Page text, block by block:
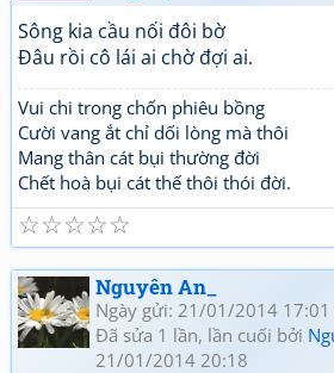
Sông kia cầu nối đôi bờ
Đâu rồi cô lái ai chờ đợi ai.
Vui chi trong chốn phiêu bồng
Cười vang ắt chỉ dối lòng mà thôi
Mang thân cát bụi thường đời
Chết hoà bụi cát thế thôi thói đời.
☆
☆
☆
☆
☆
Nguyên An_
Ngày gửi: 21/01/2014 17:01
Đã sửa 1 lần, lần cuối bởi
21/01/2014 20:18